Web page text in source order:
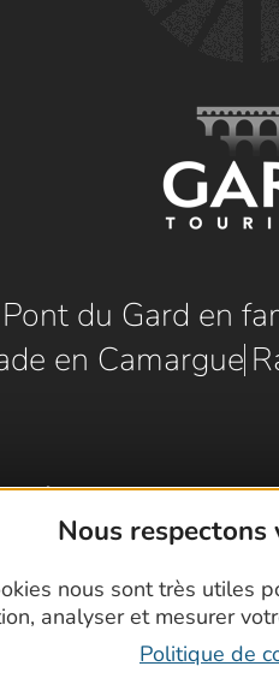
Nous
nous sont très utiles
analyser et mesurer
Politique de
du Gard en
en Camargue